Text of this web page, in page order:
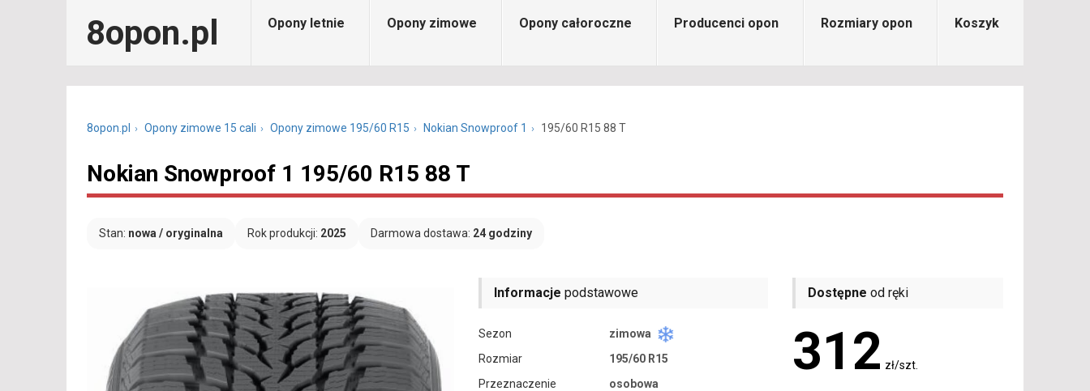
8opon.pl Opony letnie Opony zimowe Opony całoroczne Producenci opon Rozmiary opon Koszyk
8opon.pl Opony zimowe 15 cali Opony zimowe 195/60 R15 Nokian Snowproof 1 195/60 R15 88 T
Nokian Snowproof 1 195/60 R15 88 T
Stan: nowa / oryginalna Rok produkcji: 2025 Darmowa dostawa: 24 godziny
Informacje podstawowe
Sezon
zimowa
Rozmiar
195/60 R15
Przeznaczenie
osobowa
Dostępne od ręki
312 zł/szt.